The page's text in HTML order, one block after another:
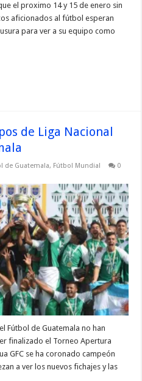
el proximo 14 y 15 de enero sin
aficionados al fútbol esperan
para ver a su equipo como
de Liga Nacional
de Guatemala, Fútbol Mundial
0
Fútbol de Guatemala no han
finalizado el Torneo Apertura
GFC se ha coronado campeón
a ver los nuevos fichajes y las